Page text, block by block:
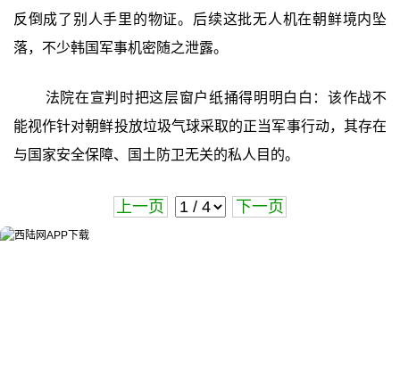
反倒成了别人手里的物证。后续这批无人机在朝鲜境内坠
落，不少韩国军事机密随之泄露。
法院在宣判时把这层窗户纸捅得明明白白：该作战不
能视作针对朝鲜投放垃圾气球采取的正当军事行动，其存在
与国家安全保障、国土防卫无关的私人目的。
上一页 下一页